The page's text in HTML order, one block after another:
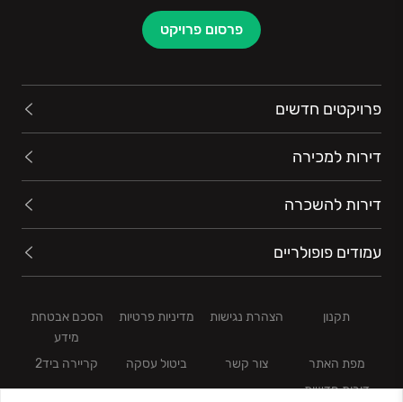
פרסום פרויקט
פרויקטים חדשים
דירות למכירה
דירות להשכרה
עמודים פופולריים
תקנון הצהרת נגישות מדיניות פרטיות
הסכם אבטחת
מידע
מפת האתר
צור קשר ביטול עסקה
קריירה ביד2
דירות חדשות